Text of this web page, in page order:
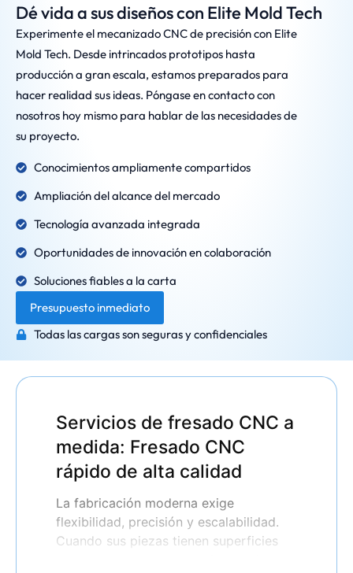
Dé vida a sus diseños con Elite Mold Tech
Experimente el mecanizado CNC de precisión con Elite
Mold Tech. Desde intrincados prototipos hasta
producción a gran escala, estamos preparados para
hacer realidad sus ideas. Póngase en contacto con
nosotros hoy mismo para hablar de las necesidades de
su proyecto.
Conocimientos ampliamente compartidos
Ampliación del alcance del mercado
Tecnología avanzada integrada
Oportunidades de innovación en colaboración
Soluciones fiables a la carta
Presupuesto inmediato
Todas las cargas son seguras y confidenciales
Servicios de fresado CNC a
medida: Fresado CNC
rápido de alta calidad
La fabricación moderna exige
flexibilidad, precisión y escalabilidad.
Cuando sus piezas tienen superficies